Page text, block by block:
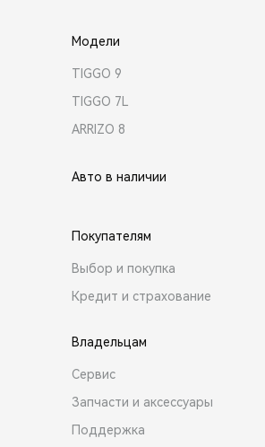
Модели
TIGGO 9
TIGGO 7L
ARRIZO 8
Авто в наличии
Покупателям
Выбор и покупка
Кредит и страхование
Владельцам
Сервис
Запчасти и аксессуары
Поддержка